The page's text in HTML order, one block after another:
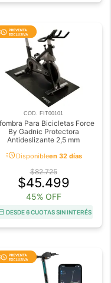
COD. FIT00101
Para Bicicletas Force
By Gadnic Protectora
Antideslizante 2,5 mm
acuteDisponibleen 32 días
$82.725
$45.499
45% OFF
DESDE 6 CUOTAS SIN INTERÉS